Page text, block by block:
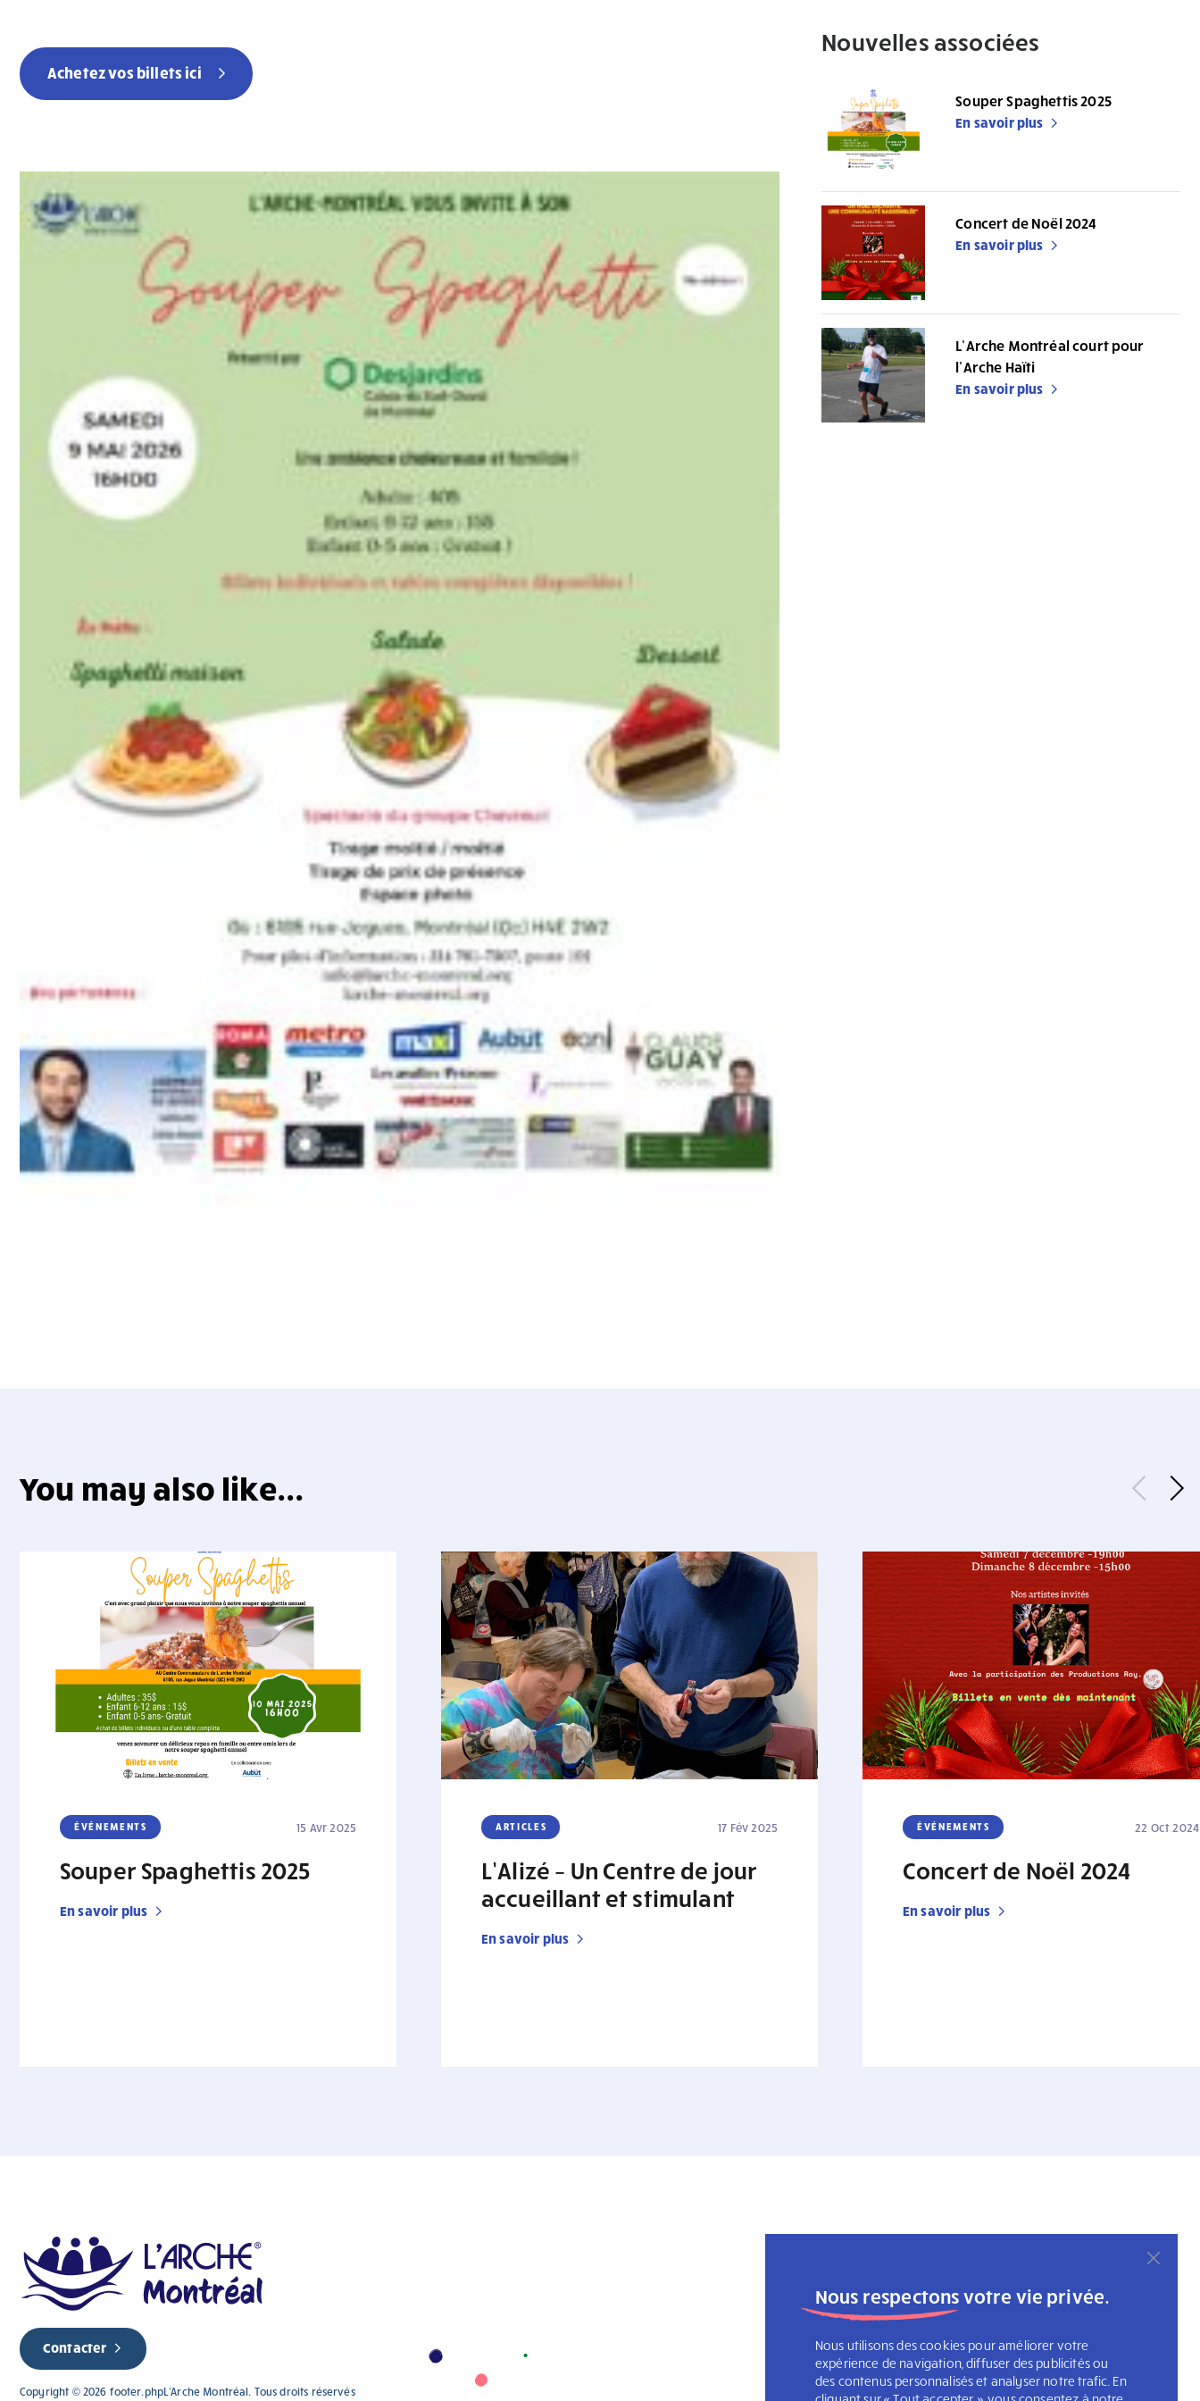
Nous respectons votre vie privée.
Nous utilisons des cookies pour améliorer votre
expérience de navigation, diffuser des publicités ou
des contenus personnalisés et analyser notre trafic. En
Achetez vos billets ici
Nouvelles associées
Souper Spaghettis 2025
En savoir plus
Concert de Noël 2024
En savoir plus
L’Arche Montréal court pour
l’Arche Haïti
En savoir plus
You may also like...
ÉVÉNEMENTS 15 Avr 2025
Souper Spaghettis 2025
En savoir plus
ARTICLES 17 Fév 2025
L’Alizé – Un Centre de jour
accueillant et stimulant
En savoir plus
ÉVÉNEMENTS 22 Oct 2024
Concert de Noël 2024
En savoir plus
Contacter
Copyright © 2026 footer.phpL'Arche Montréal. Tous droits réservés